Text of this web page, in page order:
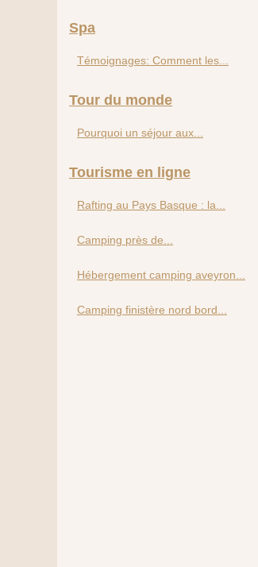
Spa
Témoignages: Comment les...
Tour du monde
Pourquoi un séjour aux...
Tourisme en ligne
Rafting au Pays Basque : la...
Camping près de...
Hébergement camping aveyron...
Camping finistère nord bord...